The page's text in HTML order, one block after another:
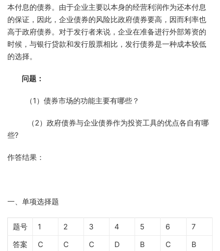
本付息的债券。由于企业主要以本身的经营利润作为还本付息
的保证，因此，企业债券的风险比政府债券要高，因而利率也
高于政府债券。对于发行者来说，企业在准备进行外部筹资的
时候，与银行贷款和发行股票相比，发行债券是一种成本较低
的选择。
问题：
（1）债券市场的功能主要有哪些？
（2）政府债券与企业债券作为投资工具的优点各自有哪
些?
作答结果：
一、单项选择题
题号 1 2 3 4 5 6
7
答案
C C C D B C B